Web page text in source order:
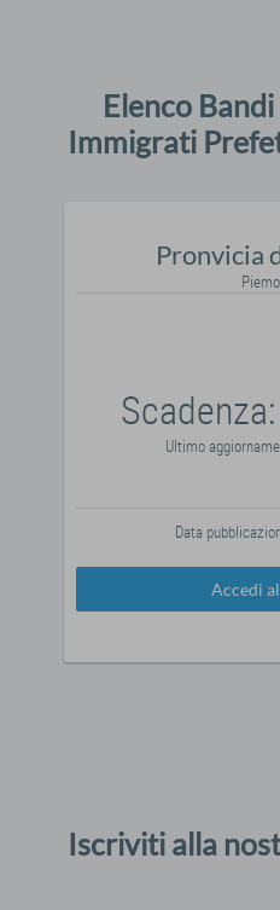
Elenco
Immigrati
Pronvicia
Scadenza:
Ultimo
Data
Accedi
Iscriviti alla